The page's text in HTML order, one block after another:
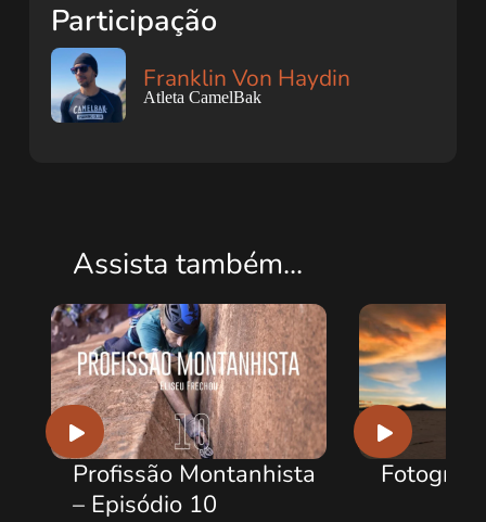
Participação
Franklin Von Haydin
Atleta CamelBak
Assista também...
Montanhista
10
Fotografia Outdoor